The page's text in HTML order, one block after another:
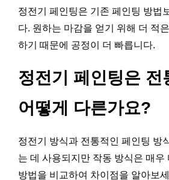
정전기 페인팅은 기존 페인팅 방법
다. 원하는 마감을 얻기 위해 더 적
하기 때문에 공정이 더 빠릅니다.
정전기 페인팅은 전
어떻게 다른가요?
정전기 방식과 전통적인 페인팅 방
는 데 사용되지만 작동 방식은 매우
방법을 비교하여 차이점을 알아보